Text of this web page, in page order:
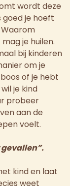
wordt deze
goed je hoeft
je huilen.
bij kinderen
om je
of je hebt
je kind
probeer
aan de
voelt.
kind en laat
weet